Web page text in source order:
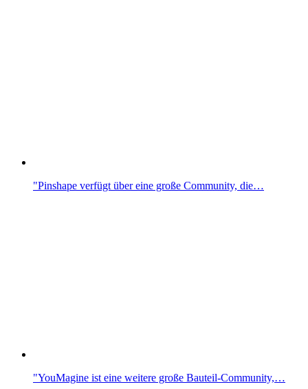
"Pinshape verfügt über eine große Community, die…
"YouMagine ist eine weitere große Bauteil-Community,…